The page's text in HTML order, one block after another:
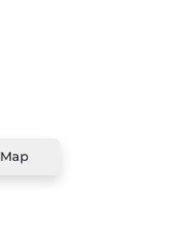
Map